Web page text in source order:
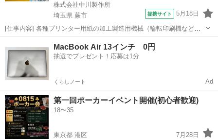
株式会社中川製作所
埼玉県 蕨市
提携サイト 5月18日
[仕事内容] 各種プリンター用紙の加工製造用機械（輪転印刷機など）
の 操作をお任せします。 ＜具体的には…＞ ・印刷機械やスリッター
機の操作、製品の製造 ・製品に応じた機械の設定・調整 （裁断・型
抜き・ミシン目・穴開け加...
MacBook Air 13インチ 0円
抽選でプレゼント！応募は1分
くらしノート Ad
第一回ポーカーイベント開催(初心者歓迎)
18〜35
東京都 港区
7月28日